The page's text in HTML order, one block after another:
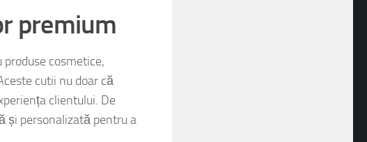
premium
cosmetice,
cutii nu doar că
clientului. De
și personalizată pentru a